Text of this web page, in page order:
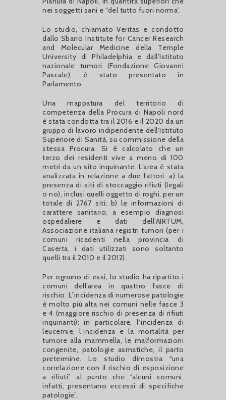
nei soggetti sani e “del tutto fuori norma”.
Lo studio, chiamato Veritas e condotto
dallo Sbarro Institute for Cancer Research
and Molecular Medicine della Temple
University di Philadelphia e dall’Istituto
nazionale tumori (Fondazione Giovanni
Pascale), è stato presentato in
Parlamento.
Una mappatura del territorio di
competenza della Procura di Napoli nord
è stata condotta tra il 2016 e il 2020 da un
gruppo di lavoro indipendente dell’Istituto
Superiore di Sanità, su commissione della
stessa Procura. Si è calcolato che un
terzo dei residenti vive a meno di 100
metri da un sito inquinante. L’area è stata
analizzata in relazione a due fattori: a) la
presenza di siti di stoccaggio rifiuti (legali
o no), inclusi quelli oggetto di roghi, per un
totale di 2767 siti; b) le informazioni di
carattere sanitario, a esempio diagnosi
ospedaliere e dati dell’AIRTUM,
Associazione italiana registri tumori (per i
comuni ricadenti nella provincia di
Caserta, i dati utilizzati sono soltanto
quelli tra il 2010 e il 2012).
Per ognuno di essi, lo studio ha ripartito i
comuni dell’area in quattro fasce di
rischio. L’incidenza di numerose patologie
è molto più alta nei comuni nelle fasce 3
e 4 (maggiore rischio di presenza di rifiuti
inquinanti): in particolare, l’incidenza di
leucemie, l’incidenza e la mortalità per
tumore alla mammella, le malformazioni
congenite, patologie asmatiche, il parto
pretermine. Lo studio dimostra “una
correlazione con il rischio di esposizione
a rifiuti” al punto che “alcuni comuni,
infatti, presentano eccessi di specifiche
patologie”.